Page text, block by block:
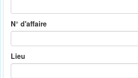
N° d'affaire
Lieu